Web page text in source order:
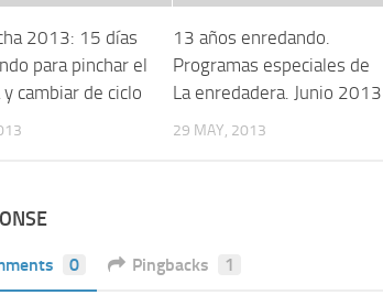
2013: 15 días
para pinchar el
cambiar de ciclo
13 años enredando.
Programas especiales de
La enredadera. Junio 2013
29 MAY, 2013
0 Pingbacks 1